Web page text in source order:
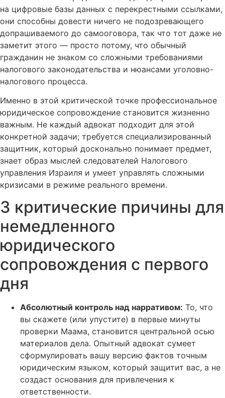
на цифровые базы данных с перекрестными ссылками,
они способны довести ничего не подозревающего
допрашиваемого до самооговора, так что тот даже не
заметит этого — просто потому, что обычный
гражданин не знаком со сложными требованиями
налогового законодательства и нюансами уголовно-
налогового процесса.
Именно в этой критической точке профессиональное
юридическое сопровождение становится жизненно
важным. Не каждый адвокат подходит для этой
конкретной задачи; требуется специализированный
защитник, который досконально понимает предмет,
знает образ мыслей следователей Налогового
управления Израиля и умеет управлять сложными
кризисами в режиме реального времени.
3 критические причины для
немедленного
юридического
сопровождения с первого
дня
Абсолютный контроль над нарративом: То, что
вы скажете (или упустите) в первые минуты
проверки Маама, становится центральной осью
материалов дела. Опытный адвокат сумеет
сформулировать вашу версию фактов точным
юридическим языком, который защитит вас, а не
создаст основания для привлечения к
ответственности.